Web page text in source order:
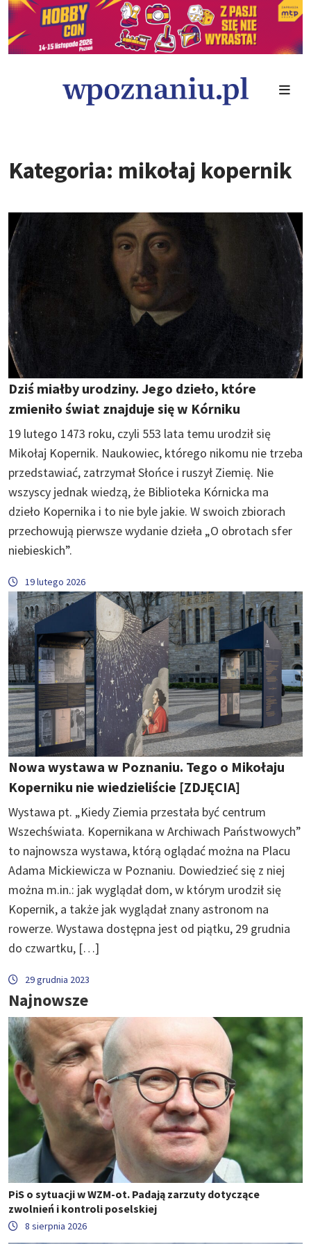
Kategoria: mikołaj kopernik
Dziś miałby urodziny. Jego dzieło, które
zmieniło świat znajduje się w Kórniku
19 lutego 1473 roku, czyli 553 lata temu urodził się
Mikołaj Kopernik. Naukowiec, którego nikomu nie trzeba
przedstawiać, zatrzymał Słońce i ruszył Ziemię. Nie
wszyscy jednak wiedzą, że Biblioteka Kórnicka ma
dzieło Kopernika i to nie byle jakie. W swoich zbiorach
przechowują pierwsze wydanie dzieła „O obrotach sfer
niebieskich”.
19 lutego 2026
Nowa wystawa w Poznaniu. Tego o Mikołaju
Koperniku nie wiedzieliście [ZDJĘCIA]
Wystawa pt. „Kiedy Ziemia przestała być centrum
Wszechświata. Kopernikana w Archiwach Państwowych”
to najnowsza wystawa, którą oglądać można na Placu
Adama Mickiewicza w Poznaniu. Dowiedzieć się z niej
można m.in.: jak wyglądał dom, w którym urodził się
Kopernik, a także jak wyglądał znany astronom na
rowerze. Wystawa dostępna jest od piątku, 29 grudnia
do czwartku, […]
29 grudnia 2023
Najnowsze
PiS o sytuacji w WZM-ot. Padają zarzuty dotyczące
zwolnień i kontroli poselskiej
8 sierpnia 2026